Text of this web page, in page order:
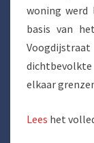
woning werd
basis van
elkaar
Lees het